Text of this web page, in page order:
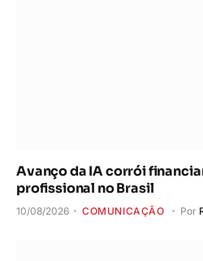
Avanço da IA corrói
profissional no Brasil
10/08/2026 COMUNICAÇÃO Por